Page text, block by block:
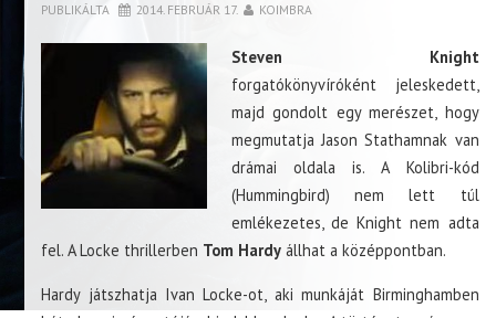
PUBLIKÁLTA 2014. FEBRUÁR 17. KOIMBRA
Steven Knight
forgatókönyvíróként jeleskedett,
majd gondolt egy merészet, hogy
megmutatja Jason Stathamnak van
drámai oldala is. A Kolibri-kód
(Hummingbird) nem lett túl
emlékezetes, de Knight nem adta
fel. A Locke thrillerben Tom Hardy állhat a középpontban.
Hardy játszhatja Ivan Locke-ot, aki munkáját Birminghamben